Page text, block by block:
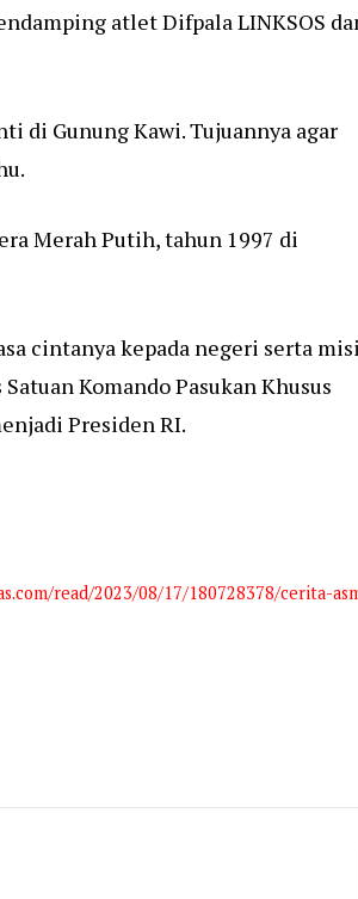
atlet Difpala LINKSOS
di Gunung Kawi. Tujuannya agar
Merah Putih, tahun 1997 di
cintanya kepada negeri serta misi
Komando Pasukan Khusus
Presiden RI.
read/2023/08/17/180728378/cerita-